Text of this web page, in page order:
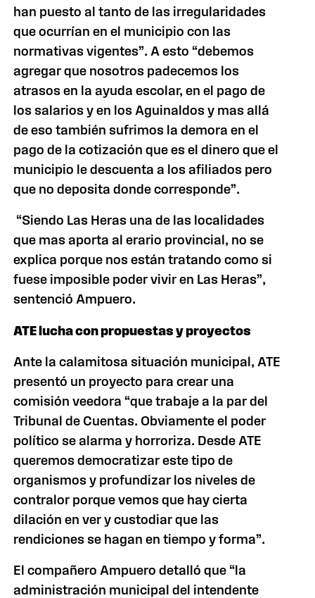
han puesto al tanto de las irregularidades
que ocurrían en el municipio con las
normativas vigentes”. A esto “debemos
agregar que nosotros padecemos los
atrasos en la ayuda escolar, en el pago de
los salarios y en los Aguinaldos y mas allá
de eso también sufrimos la demora en el
pago de la cotización que es el dinero que el
municipio le descuenta a los afiliados pero
que no deposita donde corresponde”.
“Siendo Las Heras una de las localidades
que mas aporta al erario provincial, no se
explica porque nos están tratando como si
fuese imposible poder vivir en Las Heras”,
sentenció Ampuero.
ATE lucha con propuestas y proyectos
Ante la calamitosa situación municipal, ATE
presentó un proyecto para crear una
comisión veedora “que trabaje a la par del
Tribunal de Cuentas. Obviamente el poder
político se alarma y horroriza. Desde ATE
queremos democratizar este tipo de
organismos y profundizar los niveles de
contralor porque vemos que hay cierta
dilación en ver y custodiar que las
rendiciones se hagan en tiempo y forma”.
El compañero Ampuero detalló que “la
administración municipal del intendente